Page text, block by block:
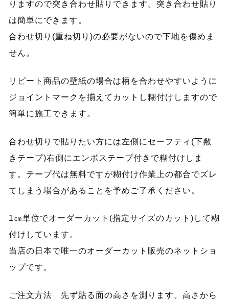
りますので突き合わせ貼りできます。突き合わせ貼り
は簡単にできます。
合わせ切り(重ね切り)の必要がないので下地を傷めま
せん。
リピート商品の壁紙の場合は柄を合わせやすいように
ジョイントマークを揃えてカットし糊付けしますので
簡単に施工できます。
合わせ切りで貼りたい方には左側にセーフティ(下敷
きテープ)右側にエンボステープ付きで糊付けしま
す。テープ代は無料ですが糊付け作業上の都合でズレ
てしまう場合があることを予めご了承ください。
1㎝単位でオーダーカット(指定サイズのカット)して糊
付けしています。
当店の日本で唯一のオーダーカット販売のネットショ
ップです。
ご注文方法 先ず貼る面の高さを測ります。高さから